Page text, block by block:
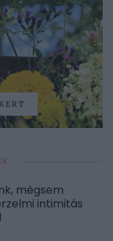
mégsem
intimitás